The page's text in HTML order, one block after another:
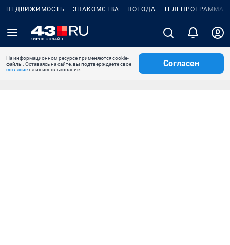
НЕДВИЖИМОСТЬ ЗНАКОМСТВА ПОГОДА ТЕЛЕПРОГРАММА
На информационном ресурсе применяются cookie-
файлы. Оставаясь на сайте, вы подтверждаете свое
согласиена их использование.
Согласен